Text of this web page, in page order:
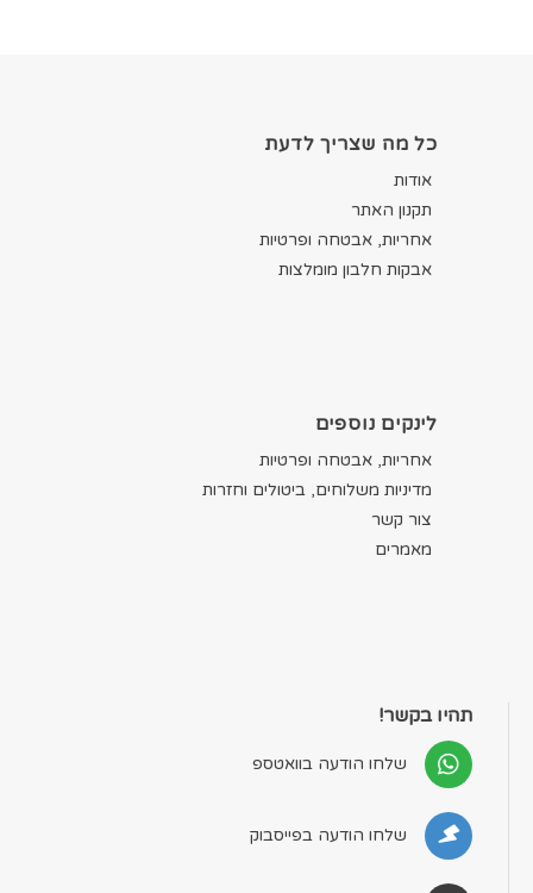
כל מה שצריך לדעת
אודות
תקנון האתר
אחריות, אבטחה ופרטיות
אבקות חלבון מומלצות
לינקים נוספים
אחריות, אבטחה ופרטיות
מדיניות משלוחים, ביטולים וחזרות
צור קשר
מאמרים
תהיו בקשר!
שלחו הודעה בוואטספ
שלחו הודעה בפייסבוק